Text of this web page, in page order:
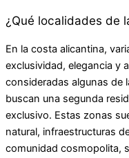
¿Qué localidades de
En la costa alicantina,
exclusividad, elegancia y
consideradas algunas de
buscan una segunda
exclusivo. Estas zonas
natural, infraestructuras
comunidad cosmopolita,